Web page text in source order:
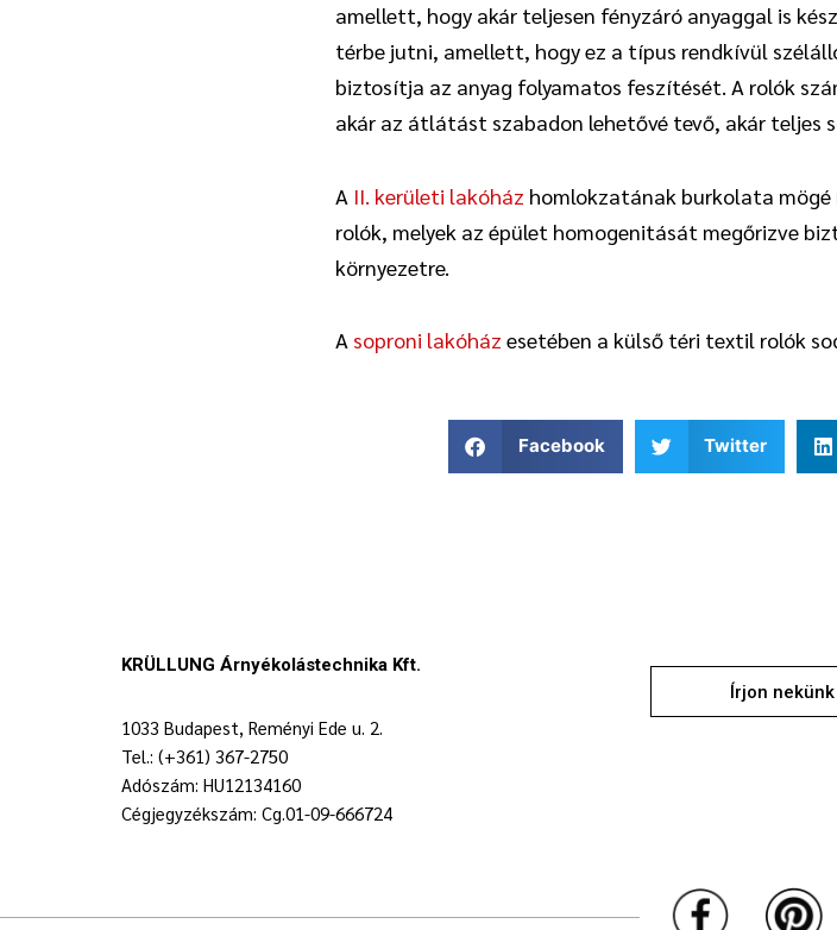
amellett, hogy akár teljesen fényzáró anyaggal is
térbe jutni, amellett, hogy ez a típus rendkívül
biztosítja az anyag folyamatos feszítését. A rolók
akár az átlátást szabadon lehetővé tevő, akár
A II. kerületi lakóház homlokzatának burkolata
rolók, melyek az épület homogenitását megőrizve
környezetre.
A soproni lakóház esetében a külső téri textil rolók
Facebook Twitter
KRÜLLUNG Árnyékolástechnika Kft.
1033 Budapest, Reményi Ede u. 2.
Tel.: (+361) 367-2750
Adószám: HU12134160
Cégjegyzékszám: Cg.01-09-666724
Írjon nekünk